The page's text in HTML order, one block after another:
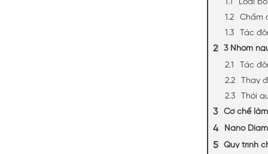
Chấm
Tác
3 Nhóm
Tác
Thay
Thói
Cơ chế
Nano
Quy trình